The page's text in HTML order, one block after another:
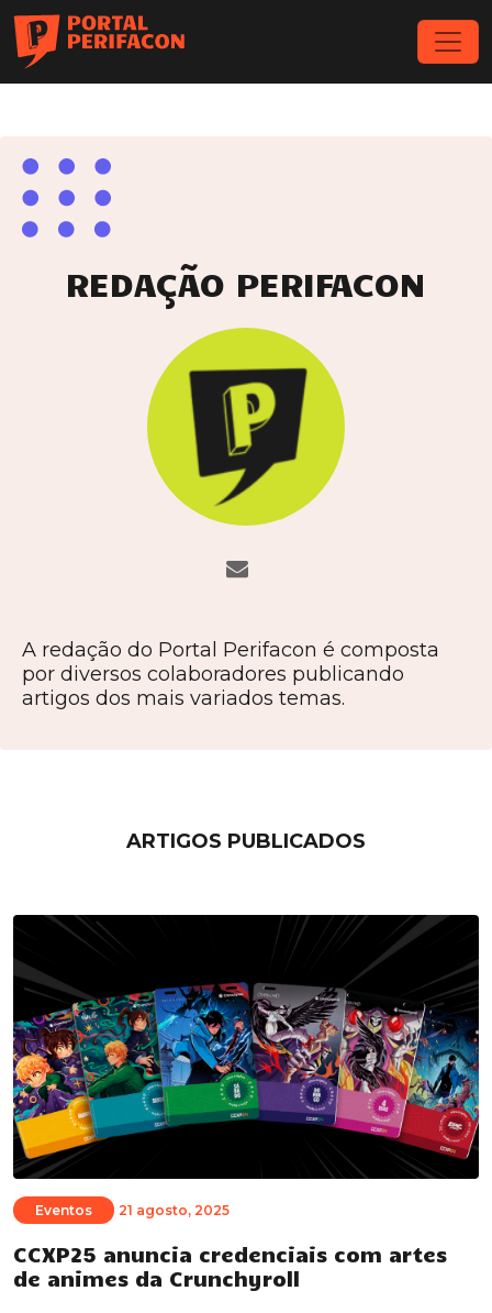
REDAÇÃO PERIFACON
A redação do Portal Perifacon é composta
por diversos colaboradores publicando
artigos dos mais variados temas.
ARTIGOS PUBLICADOS
Eventos 21 agosto, 2025
CCXP25 anuncia credenciais com artes
de animes da Crunchyroll